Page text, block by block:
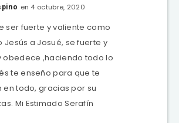
en 4 octubre, 2020
ser fuerte y valiente como
Jesús a Josué, se fuerte y
obedece ,haciendo todo lo
te enseño para que te
en todo, gracias por su
Mi Estimado Serafín